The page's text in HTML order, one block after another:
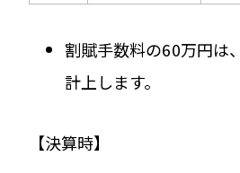
割賦手数料の60万円は
計上します。
【決算時】